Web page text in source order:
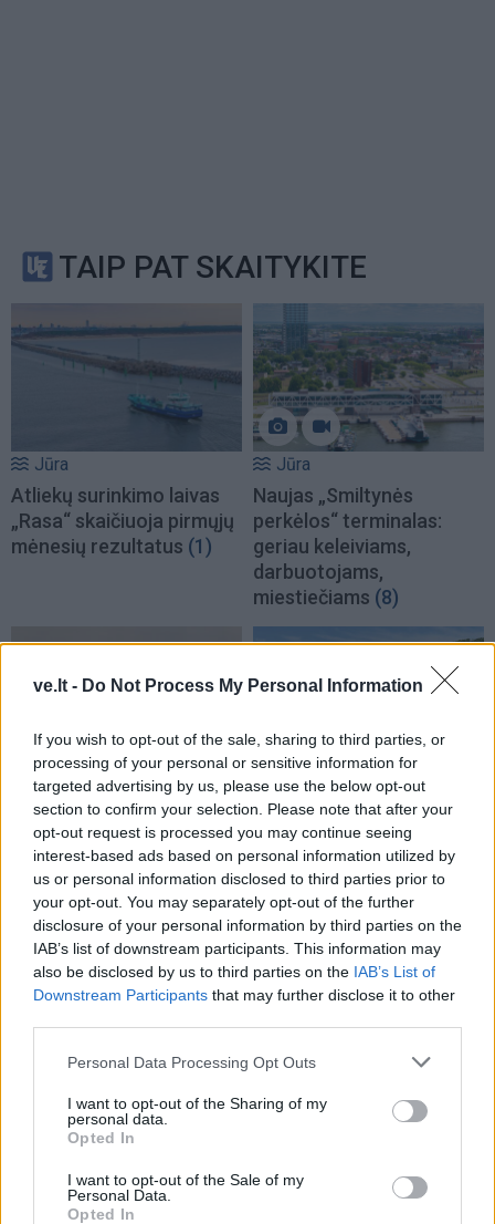
ve.lt - Do Not Process My Personal Information
If you wish to opt-out of the sale, sharing to third parties, or
processing of your personal or sensitive information for
targeted advertising by us, please use the below opt-out
section to confirm your selection. Please note that after your
opt-out request is processed you may continue seeing
interest-based ads based on personal information utilized by
us or personal information disclosed to third parties prior to
your opt-out. You may separately opt-out of the further
disclosure of your personal information by third parties on the
IAB’s list of downstream participants. This information may
also be disclosed by us to third parties on the IAB’s List of
Downstream Participants that may further disclose it to other
Personal Data Processing Opt Outs
I want to opt-out of the Sharing of my
personal data.
Opted In
I want to opt-out of the Sale of my
Personal Data.
Opted In
TAIP PAT SKAITYKITE
Jūra
Atliekų surinkimo laivas
„Rasa“ skaičiuoja pirmųjų
mėnesių rezultatus (1)
Jūra
Naujas „Smiltynės
perkėlos“ terminalas:
geriau keleiviams,
darbuotojams,
miestiečiams (8)
Jūra
Baltijos jūrą perplaukęs
lenkų plaukikas įsirašė į
Jūra
Laivas „Raketa“ šiemet į
Nidą neplauks (12)
jachtų prieplauka
Jūra
„Kuršių marių regatoje“
taškas